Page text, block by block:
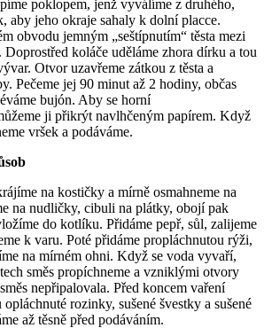
poklopem, jenž vyválíme z druhého,
aby jeho okraje sahaly k dolní placce.
obvodu jemným „seštípnutím“ těsta mezi
Doprostřed koláče uděláme zhora dírku a tou
Otvor uzavřeme zátkou z těsta a
Pečeme jej 90 minut až 2 hodiny, občas
bujón. Aby se horní
ji přikrýt navlhčeným papírem. Když
vršek a podáváme.
na kostičky a mírně osmahneme na
na nudličky, cibuli na plátky, obojí pak
do kotlíku. Přidáme pepř, sůl, zalijeme
k varu. Poté přidáme propláchnutou rýži,
na mírném ohni. Když se voda vyvaří,
směs propíchneme a vzniklými otvory
nepřipalovala. Před koncem vaření
rozinky, sušené švestky a sušené
až těsně před podáváním.